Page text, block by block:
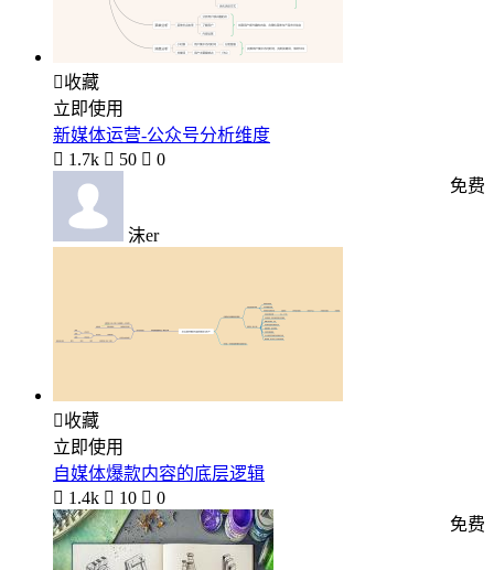
收藏
立即使用
新媒体运营-公众号分析维度
 1.7k  50  0
沫er
免费
收藏
立即使用
自媒体爆款内容的底层逻辑
 1.4k  10  0
免费